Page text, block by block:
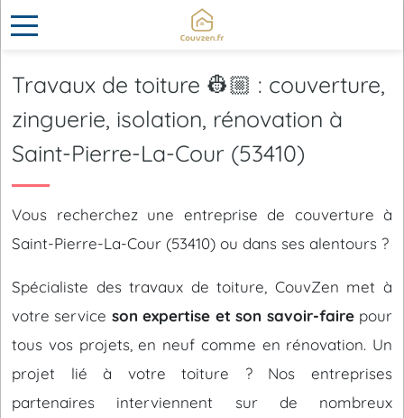
Travaux de toiture 👷🏼 : couverture,
zinguerie, isolation, rénovation à
Saint-Pierre-La-Cour (53410)
Vous recherchez une entreprise de couverture à
Saint-Pierre-La-Cour (53410) ou dans ses alentours ?
Spécialiste des travaux de toiture, CouvZen met à
votre service son expertise et son savoir-fairepour
tous vos projets, en neuf comme en rénovation. Un
projet lié à votre toiture ? Nos entreprises
partenaires interviennent sur de nombreux